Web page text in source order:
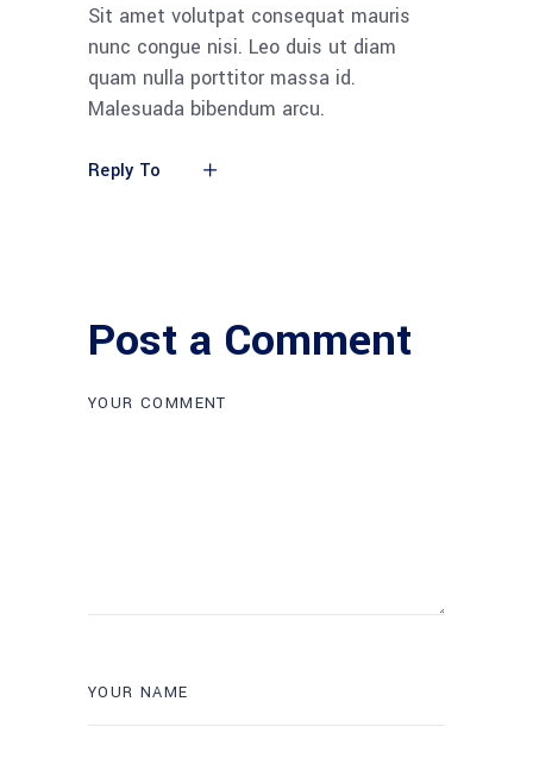
Sit amet volutpat consequat mauris
nunc congue nisi. Leo duis ut diam
quam nulla porttitor massa id.
Malesuada bibendum arcu.
Reply To
Post a Comment